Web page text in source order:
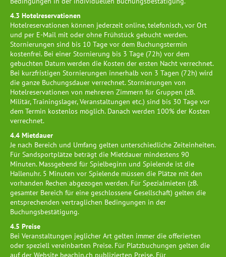
4.3 Hotelreservationen
Hotelreservationen können jederzeit online, telefonisch, vor Ort
und per E-Mail mit oder ohne Frühstück gebucht werden.
Stornierungen sind bis 10 Tage vor dem Buchungstermin
kostenfrei. Bei einer Stornierung bis 3 Tage (72h) vor dem
gebuchten Datum werden die Kosten der ersten Nacht verrechnet.
Bei kurzfristigen Stornierungen innerhalb von 3 Tagen (72h) wird
die ganze Buchungsdauer verrechnet. Stornierungen von
Hotelreservationen von mehreren Zimmern für Gruppen (zB.
Militär, Trainingslager, Veranstaltungen etc.) sind bis 30 Tage vor
dem Termin kostenlos möglich. Danach werden 100% der Kosten
verrechnet.
4.4 Mietdauer
Je nach Bereich und Umfang gelten unterschiedliche Zeiteinheiten.
Für Sandsportplätze beträgt die Mietdauer mindestens 90
Minuten. Massgebend für Spielbeginn und Spielende ist die
Hallenuhr. 5 Minuten vor Spielende müssen die Plätze mit den
vorhanden Rechen abgezogen werden. Für Spezialmieten (zB.
gesamter Bereich für eine geschlossene Gesellschaft) gelten die
entsprechenden vertraglichen Bedingungen in der
Buchungsbestätigung.
4.5 Preise
Bei Veranstaltungen jeglicher Art gelten immer die offerierten
oder speziell vereinbarten Preise. Für Platzbuchungen gelten die
auf der Website beachin.ch publizierten Preise. Für